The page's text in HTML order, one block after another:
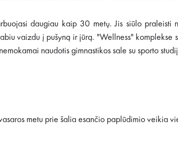
daugiau kaip 30 metų. Jis siūlo
vaizdu į pušyną ir jūrą. "Wellness"
naudotis gimnastikos sale su sporto
metu prie šalia esančio paplūdimio veikia